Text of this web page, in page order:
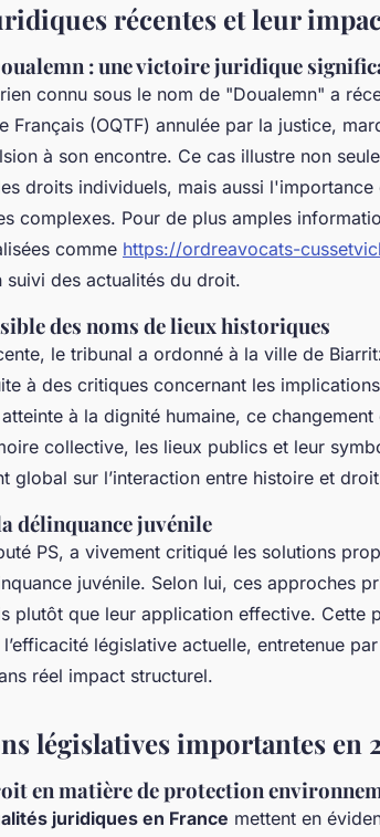
récentes et leur
: une victoire juridique
connu sous le nom de "Doualemn" a
Français (OQTF) annulée par la justice,
à son encontre. Ce cas illustre non
droits individuels, mais aussi
complexes. Pour de plus amples
comme https://ordreavocats-
des actualités du droit.
des noms de lieux historiques
le tribunal a ordonné à la ville de
à des critiques concernant les
à la dignité humaine, ce
collective, les lieux publics et leur
global sur l’interaction entre histoire et
délinquance juvénile
PS, a vivement critiqué les solutions
juvénile. Selon lui, ces approches
plutôt que leur application effective. Cette
législative actuelle, entretenue
réel impact structurel.
législatives importantes en
en matière de protection
juridiques en France mettent en